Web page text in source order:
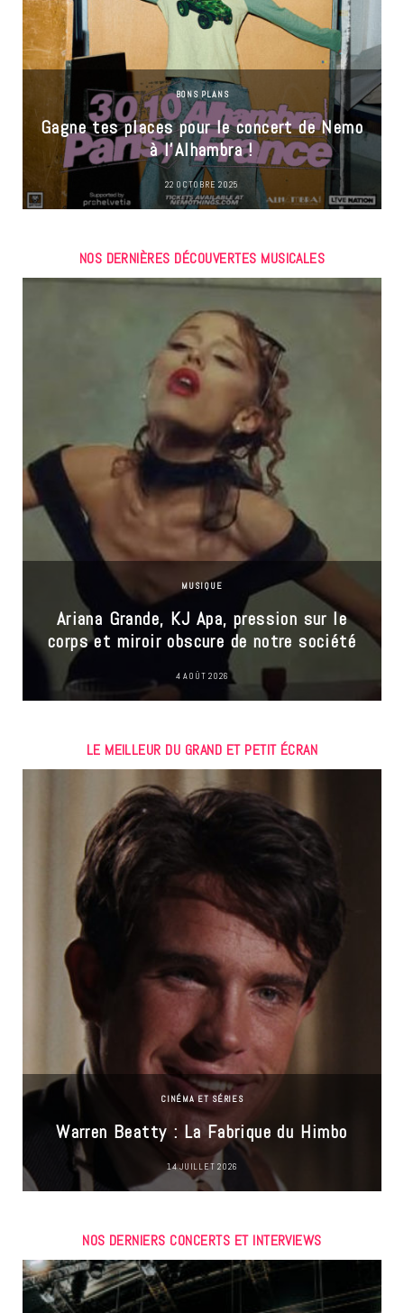
BONS PLANS
Gagne tes places pour le concert de Nemo
à l’Alhambra !
22 OCTOBRE 2025
NOS DERNIÈRES DÉCOUVERTES MUSICALES
MUSIQUE
Ariana Grande, KJ Apa, pression sur le
corps et miroir obscure de notre société
4 AOÛT 2026
LE MEILLEUR DU GRAND ET PETIT ÉCRAN
CINÉMA ET SÉRIES
Warren Beatty : La Fabrique du Himbo
14 JUILLET 2026
NOS DERNIERS CONCERTS ET INTERVIEWS